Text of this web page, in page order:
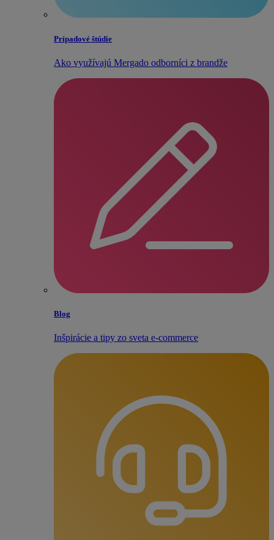
Prípadové štúdie
Ako využívajú Mergado odborníci z brandže
Blog
Inšpirácie a tipy zo sveta e‑commerce